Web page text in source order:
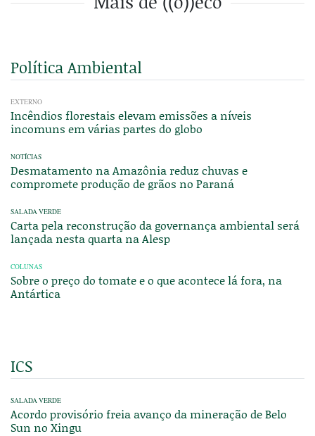
Política Ambiental
EXTERNO
Incêndios florestais elevam emissões a níveis
incomuns em várias partes do globo
NOTÍCIAS
Desmatamento na Amazônia reduz chuvas e
compromete produção de grãos no Paraná
SALADA VERDE
Carta pela reconstrução da governança ambiental será
lançada nesta quarta na Alesp
COLUNAS
Sobre o preço do tomate e o que acontece lá fora, na
Antártica
ICS
SALADA VERDE
Acordo provisório freia avanço da mineração de Belo
Sun no Xingu